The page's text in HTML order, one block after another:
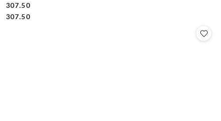
Cena:
307.50
Cena:
307.50